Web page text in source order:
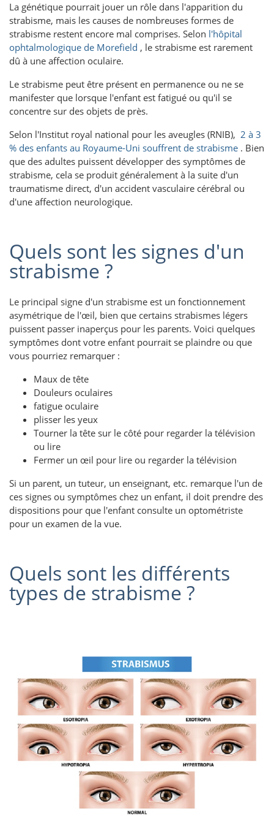
La génétique pourrait jouer un rôle dans l'apparition du
strabisme, mais les causes de nombreuses formes de
strabisme restent encore mal comprises. Selon l'hôpital
ophtalmologique de Morefield , le strabisme est rarement
dû à une affection oculaire.
Le strabisme peut être présent en permanence ou ne se
manifester que lorsque l'enfant est fatigué ou qu'il se
concentre sur des objets de près.
Selon l'Institut royal national pour les aveugles (RNIB), 2 à 3
% des enfants au Royaume-Uni souffrent de strabisme . Bien
que des adultes puissent développer des symptômes de
strabisme, cela se produit généralement à la suite d'un
traumatisme direct, d'un accident vasculaire cérébral ou
d'une affection neurologique.
Quels sont les signes d'un
strabisme ?
Le principal signe d'un strabisme est un fonctionnement
asymétrique de l'œil, bien que certains strabismes légers
puissent passer inaperçus pour les parents. Voici quelques
symptômes dont votre enfant pourrait se plaindre ou que
vous pourriez remarquer :
Maux de tête
Douleurs oculaires
fatigue oculaire
plisser les yeux
Tourner la tête sur le côté pour regarder la télévision
ou lire
Fermer un œil pour lire ou regarder la télévision
Si un parent, un tuteur, un enseignant, etc. remarque l'un de
ces signes ou symptômes chez un enfant, il doit prendre des
dispositions pour que l'enfant consulte un optométriste
pour un examen de la vue.
Quels sont les différents
types de strabisme ?